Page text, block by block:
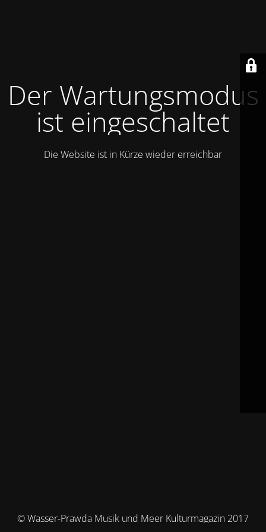
Der Wartungsmodus
ist eingeschaltet
Die Website ist in Kürze wieder erreichbar
© Wasser-Prawda Musik und Meer Kulturmagazin 2017